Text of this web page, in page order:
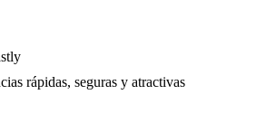
rápidas, seguras y atractivas